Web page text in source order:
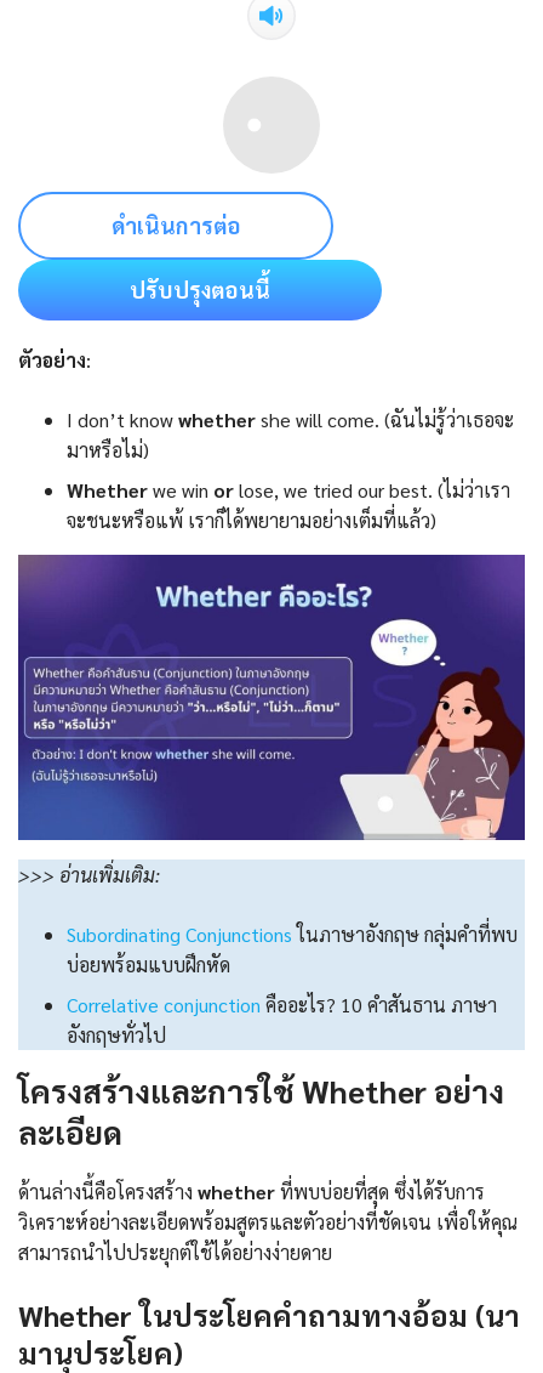
ดำเนินการต่อ
ปรับปรุงตอนนี้
ตัวอย่าง:
I don’t knowwhethershe will come. (ฉันไม่รู้ว่าเธอจะ
มาหรือไม่)
Whetherwe win orlose, we tried our best. (ไม่ว่าเรา
จะชนะหรือแพ้ เราก็ได้พยายามอย่างเต็มที่แล้ว)
>>> อ่านเพิ่มเติม:
Subordinating Conjunctionsในภาษาอังกฤษ กลุ่มคำที่พบ
บ่อยพร้อมแบบฝึกหัด
Correlative conjunction คืออะไร? 10 คำสันธาน ภาษา
อังกฤษทั่วไป
โครงสร้างและการใช้ Whether อย่าง
ละเอียด
ด้านล่างนี้คือโครงสร้าง whetherที่พบบ่อยที่สุด ซึ่งได้รับการ
วิเคราะห์อย่างละเอียดพร้อมสูตรและตัวอย่างที่ชัดเจน เพื่อให้คุณ
สามารถนำไปประยุกต์ใช้ได้อย่างง่ายดาย
Whether ในประโยคคำถามทางอ้อม (นา
มานุประโยค)